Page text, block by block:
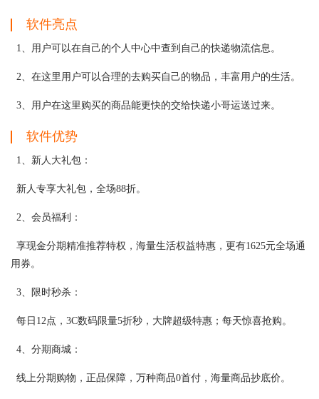
软件亮点
1、用户可以在自己的个人中心中查到自己的快递物流信息。
2、在这里用户可以合理的去购买自己的物品，丰富用户的生活。
3、用户在这里购买的商品能更快的交给快递小哥运送过来。
软件优势
1、新人大礼包：
新人专享大礼包，全场88折。
2、会员福利：
享现金分期精准推荐特权，海量生活权益特惠，更有1625元全场通
用券。
3、限时秒杀：
每日12点，3C数码限量5折秒，大牌超级特惠；每天惊喜抢购。
4、分期商城：
线上分期购物，正品保障，万种商品0首付，海量商品抄底价。